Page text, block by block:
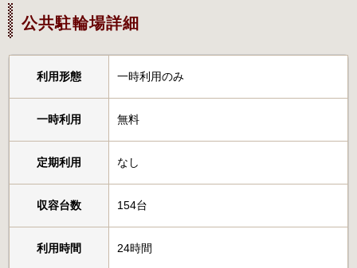
公共駐輪場詳細
利用形態 一時利用のみ
一時利用 無料
定期利用 なし
収容台数 154台
利用時間 24時間